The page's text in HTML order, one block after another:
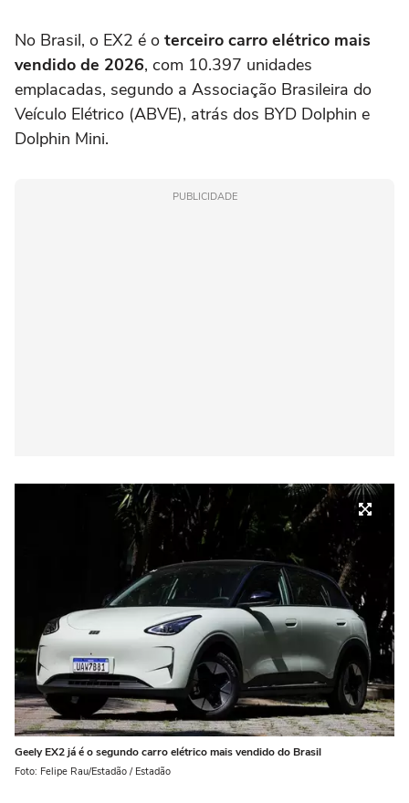
No Brasil, o EX2 é o terceiro carro elétrico mais
vendido de 2026, com 10.397 unidades
emplacadas, segundo a Associação Brasileira do
Veículo Elétrico (ABVE), atrás dos BYD Dolphin e
Dolphin Mini.
PUBLICIDADE
Geely EX2 já é o segundo carro elétrico mais vendido do Brasil
Foto: Felipe Rau/Estadão / Estadão